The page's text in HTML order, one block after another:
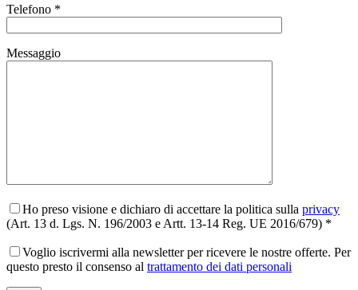
Telefono *
Messaggio
Ho preso visione e dichiaro di accettare la politica sulla privacy
(Art. 13 d. Lgs. N. 196/2003 e Artt. 13-14 Reg. UE 2016/679) *
Voglio iscrivermi alla newsletter per ricevere le nostre offerte. Per
questo presto il consenso al trattamento dei dati personali